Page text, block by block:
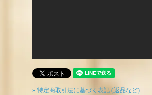
» 特定商取引法に基づく表記 (返品など)